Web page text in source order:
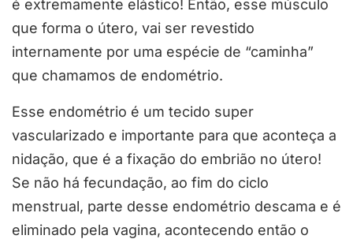
é extremamente elástico! Então, esse músculo
que forma o útero, vai ser revestido
internamente por uma espécie de “caminha”
que chamamos de endométrio.
Esse endométrio é um tecido super
vascularizado e importante para que aconteça a
nidação, que é a fixação do embrião no útero!
Se não há fecundação, ao fim do ciclo
menstrual, parte desse endométrio descama e é
eliminado pela vagina, acontecendo então o